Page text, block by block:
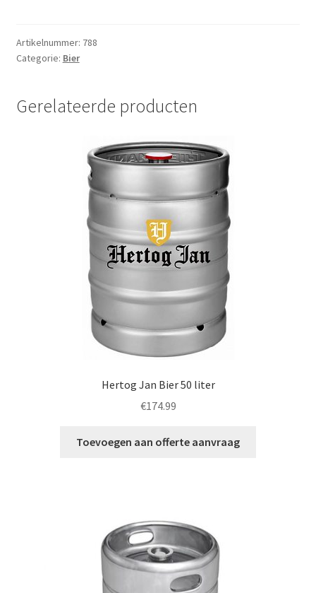
liter
aantal
Artikelnummer: 788
Categorie: Bier
Gerelateerde producten
Hertog Jan Bier 50 liter
€174.99
Toevoegen aan offerte aanvraag